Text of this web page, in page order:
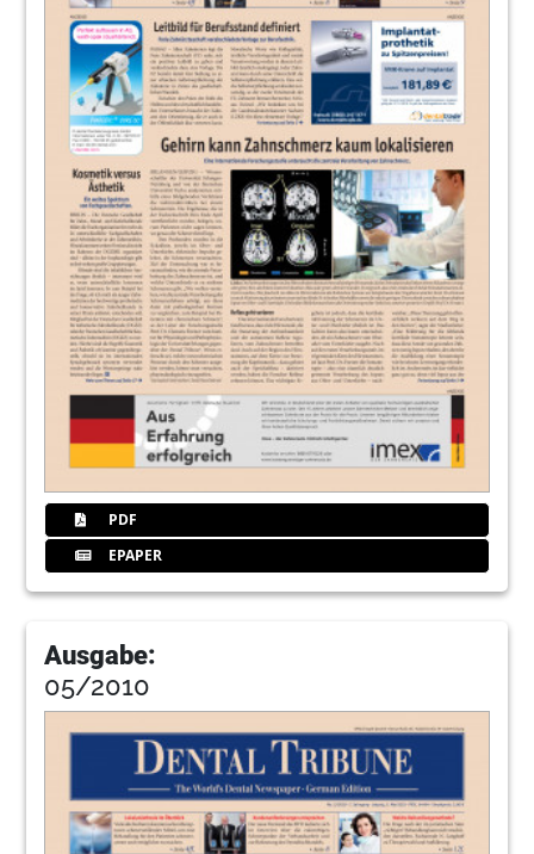
PDF
EPAPER
Ausgabe:
05/2010